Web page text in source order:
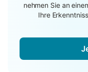
nehmen Sie an
Ihre